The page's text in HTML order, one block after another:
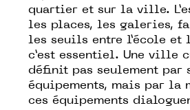
quartier et sur la ville.
les places, les galeries,
les seuils entre l’école et
c’est essentiel. Une ville
définit pas seulement par
équipements, mais par la
ces équipements